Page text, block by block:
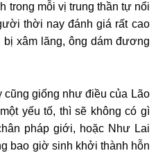
trong mỗi vị trung thần tự nổi
thời nay đánh giá rất cao
xâm lăng, ông dám đương
giống như điều của Lão
yếu tố, thì sẽ không có gì
pháp giới, hoặc Như Lai
bao giờ sinh khởi thành hỗn